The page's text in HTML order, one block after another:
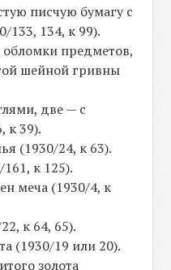
писчую бумагу с
133, 134, к 99).
обломки предметов,
шейной гривны
две — с
к 39).
(1930/24, к 63).
к 125).
меча (1930/4, к
к 64, 65).
(1930/19 или 20).
золота